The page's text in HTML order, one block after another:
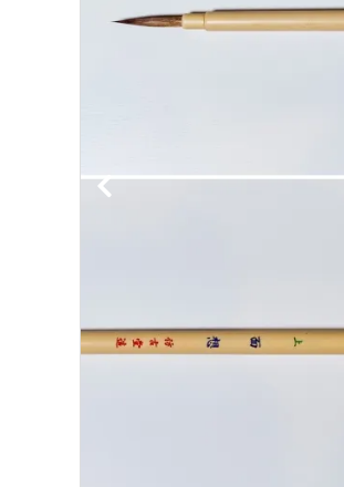
ご利用ガイド
お問い合わせ